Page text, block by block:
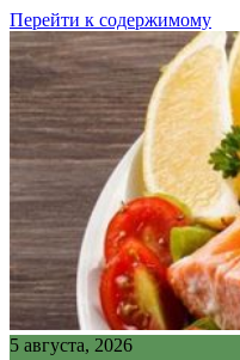
Перейти к содержимому
5 августа, 2026